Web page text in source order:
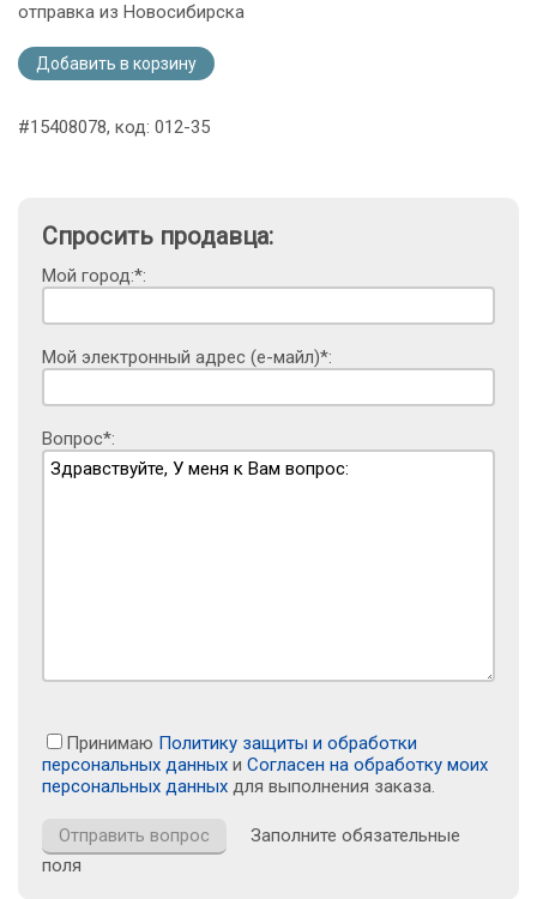
отправка из Новосибирска
Добавить в корзину
#15408078, код: 012-35
Спросить продавца:
Мой город:*:
Мой электронный адрес (е-майл)*:
Вопрос*:
Принимаю Политику защиты и обработки
персональных данных и Согласен на обработку моих
персональных данных для выполнения заказа.
Заполните обязательные
поля